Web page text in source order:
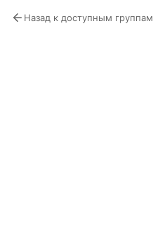
Назад к доступным группам